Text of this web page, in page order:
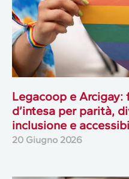
Legacoop e
d’intesa per parità,
inclusione e
20 Giugno 2026